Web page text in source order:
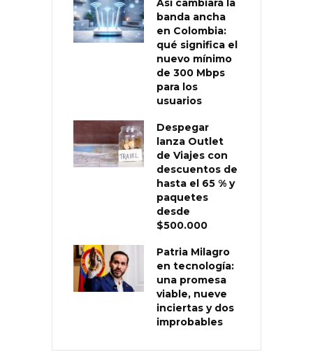
Así cambiará la
banda ancha
en Colombia:
qué significa el
nuevo mínimo
de 300 Mbps
para los
usuarios
Despegar
lanza Outlet
de Viajes con
descuentos de
hasta el 65 % y
paquetes
desde
$500.000
Patria Milagro
en tecnología:
una promesa
viable, nueve
inciertas y dos
improbables